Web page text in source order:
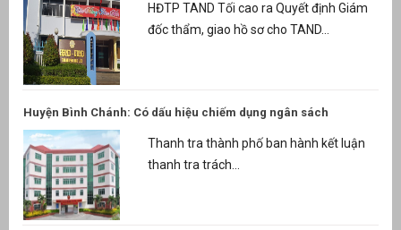
HĐTP TAND Tối cao ra Quyết định Giám
đốc thẩm, giao hồ sơ cho TAND...
Huyện Bình Chánh: Có dấu hiệu chiếm dụng ngân sách
Thanh tra thành phố ban hành kết luận
thanh tra trách...